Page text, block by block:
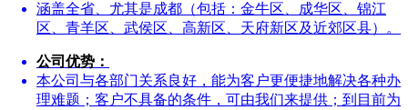
涵盖全省、尤其是成都（包括：金牛区、成华区、锦江
区、青羊区、武侯区、高新区、天府新区及近郊区县）。
公司优势：
本公司与各部门关系良好，能为客户更便捷地解决各种办
理难题；客户不具备的条件，可由我们来提供；到目前为